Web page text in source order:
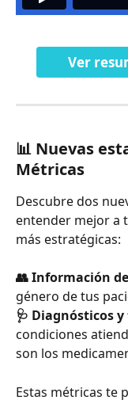
Ver
📊 Nuevas
Métricas
Descubre dos
entender mejor a
más estratégicas:
👥 Información
género de tus
🩺 Diagnósticos
condiciones
son los
Estas métricas te